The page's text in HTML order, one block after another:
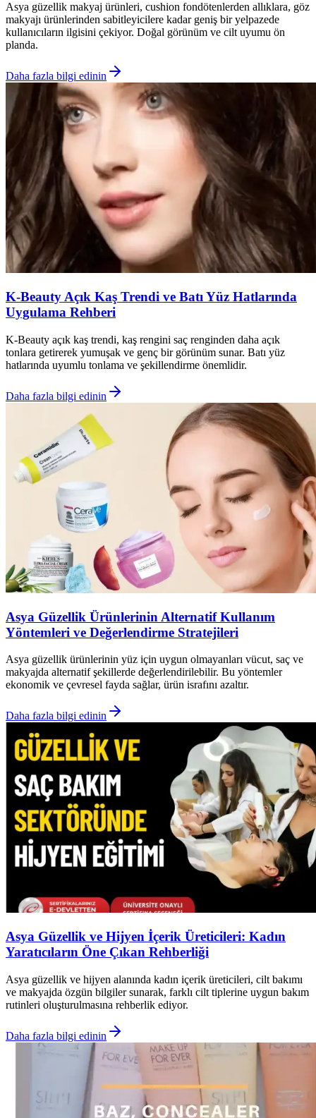
Asya güzellik makyaj ürünleri, cushion fondötenlerden allıklara, göz
makyajı ürünlerinden sabitleyicilere kadar geniş bir yelpazede
kullanıcıların ilgisini çekiyor. Doğal görünüm ve cilt uyumu ön
planda.
Daha fazla bilgi edinin
K-Beauty Açık Kaş Trendi ve Batı Yüz Hatlarında
Uygulama Rehberi
K-Beauty açık kaş trendi, kaş rengini saç renginden daha açık
tonlara getirerek yumuşak ve genç bir görünüm sunar. Batı yüz
hatlarında uyumlu tonlama ve şekillendirme önemlidir.
Daha fazla bilgi edinin
Asya Güzellik Ürünlerinin Alternatif Kullanım
Yöntemleri ve Değerlendirme Stratejileri
Asya güzellik ürünlerinin yüz için uygun olmayanları vücut, saç ve
makyajda alternatif şekillerde değerlendirilebilir. Bu yöntemler
ekonomik ve çevresel fayda sağlar, ürün israfını azaltır.
Daha fazla bilgi edinin
Asya Güzellik ve Hijyen İçerik Üreticileri: Kadın
Yaratıcıların Öne Çıkan Rehberliği
Asya güzellik ve hijyen alanında kadın içerik üreticileri, cilt bakımı
ve makyajda özgün bilgiler sunarak, farklı cilt tiplerine uygun bakım
rutinleri oluşturulmasına rehberlik ediyor.
Daha fazla bilgi edinin